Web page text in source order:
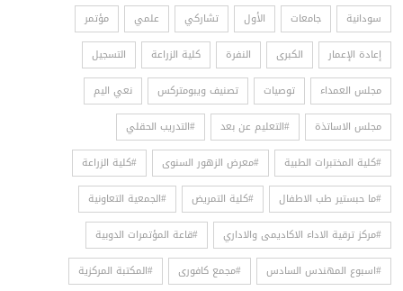
سودانية
جامعات الأول تشاركي علمي
مؤتمر
إعادة الإعمار
الكبرى النفرة كلية الزراعة
التسجيل
مجلس العمداء
توصيات تصنيف ويبومتركس
نعي اليم
مجلس الاساتذة
#التعليم عن بعد
#التدريب الحقلي
#كلية المختبرات الطبية
#معرض الزهور السنوى
#كلية الزراعة
#ما حبستير طب الاطفال
#كلية التمريض
#الجمعية التعاونية
#مركز ترقية الاداء الاكاديمى والاداري
#قاعة المؤتمرات الدوبية
#اسبوع المهندس السادس
#مجمع كافورى
#المكتبة المركزية